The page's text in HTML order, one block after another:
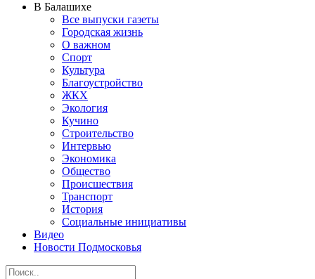
В Балашихе
Все выпуски газеты
Городская жизнь
О важном
Спорт
Культура
Благоустройство
ЖКХ
Экология
Кучино
Строительство
Интервью
Экономика
Общество
Происшествия
Транспорт
История
Социальные инициативы
Видео
Новости Подмосковья